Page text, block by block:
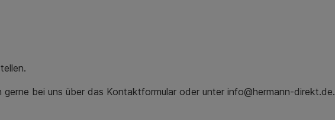
bei uns über das Kontaktformular oder unter info@hermann-direkt.de.